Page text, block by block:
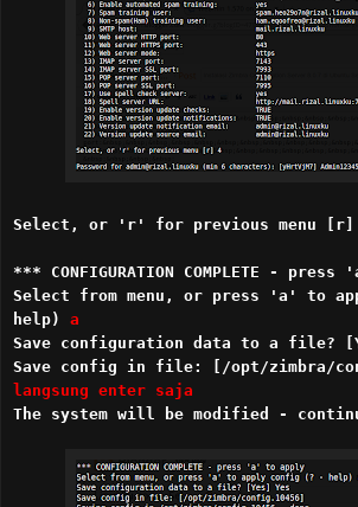
Select, or 'r' for previous menu [r]
*** CONFIGURATION COMPLETE -
Select from menu, or press 'a' to
help) a
Save configuration data to a file?
Save config in file: [/opt/zimbra/
langsung enter saja
The system will be modified -